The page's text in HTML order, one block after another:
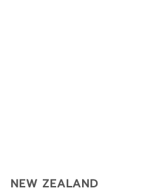
NEW ZEALAND